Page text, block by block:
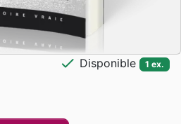
check Disponible 1 ex.